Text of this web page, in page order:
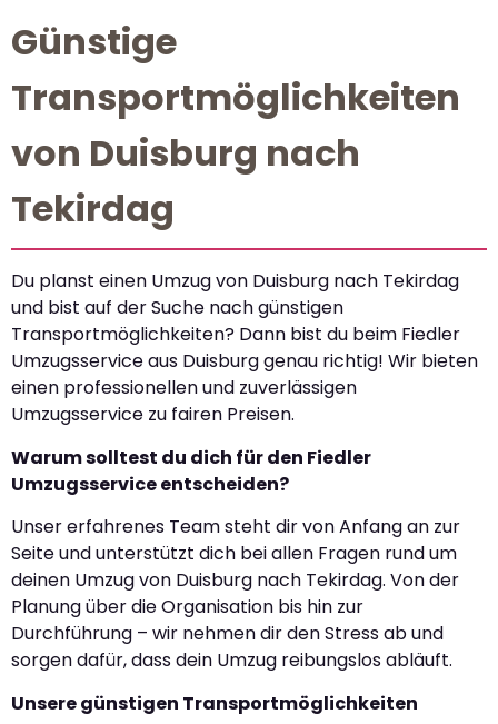
Günstige
Transportmöglichkeiten
von Duisburg nach
Tekirdag
Du planst einen Umzug von Duisburg nach Tekirdag
und bist auf der Suche nach günstigen
Transportmöglichkeiten? Dann bist du beim Fiedler
Umzugsservice aus Duisburg genau richtig! Wir bieten
einen professionellen und zuverlässigen
Umzugsservice zu fairen Preisen.
Warum solltest du dich für den Fiedler
Umzugsservice entscheiden?
Unser erfahrenes Team steht dir von Anfang an zur
Seite und unterstützt dich bei allen Fragen rund um
deinen Umzug von Duisburg nach Tekirdag. Von der
Planung über die Organisation bis hin zur
Durchführung – wir nehmen dir den Stress ab und
sorgen dafür, dass dein Umzug reibungslos abläuft.
Unsere günstigen Transportmöglichkeiten